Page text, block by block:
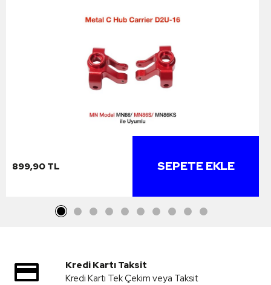
899,90 TL SEPETE EKLE
Kredi Kartı Taksit
Kredi Kartı Tek Çekim veya Taksit